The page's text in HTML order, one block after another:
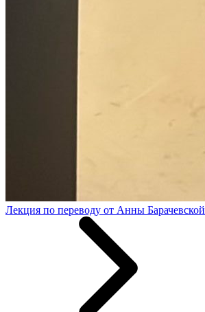
Лекция по переводу от Анны Барачевской